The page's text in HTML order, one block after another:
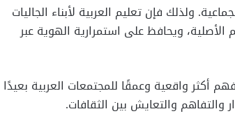
ولذلك فإن تعليم العربية لأبناء الجاليات
ويحافظ على استمرارية الهوية عبر
أكثر واقعية وعمقًا للمجتمعات العربية بعيدًا
والتعايش بين الثقافات.